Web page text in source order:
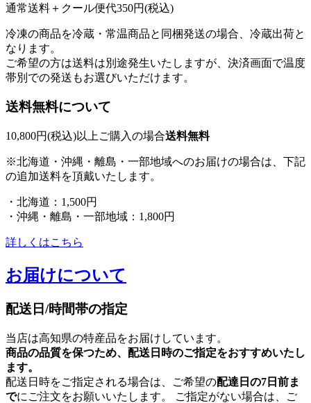
通常送料＋クール便代350円(税込)
冷凍の商品を冷蔵・常温商品と同梱発送の場合、冷蔵出荷と
なります。
ご希望の方は送料は別途発生いたしますが、決済画面で温度
帯別での発送もお選びいただけます。
送料無料について
10,800円(税込)以上ご購入の場合送料無料
※北海道・沖縄・離島・一部地域へのお届けの場合は、下記
の追加送料を頂戴いたします。
・北海道：1,500円
・沖縄・離島・一部地域：1,800円
詳しくはこちら
お届けについて
配送日/時間帯の指定
当店は高知県の特産品をお届けしています。
商品の品質を保つため、配送日時のご指定をおすすめいたし
ます。
配送日時をご指定される場合は、ご希望の配達日の7日前ま
でにご注文をお願いいたします。 ご指定がない場合は、ご